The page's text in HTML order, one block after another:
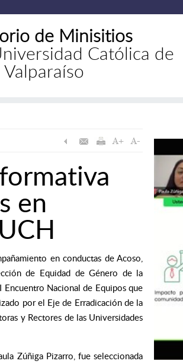
de Minisitios
Católica de
Valparaíso
en
en conductas de Acoso,
de Equidad de Género de la
Nacional de Equipos que
por el Eje de Erradicación de la
y Rectores de las Universidades
Zúñiga Pizarro,fue seleccionada